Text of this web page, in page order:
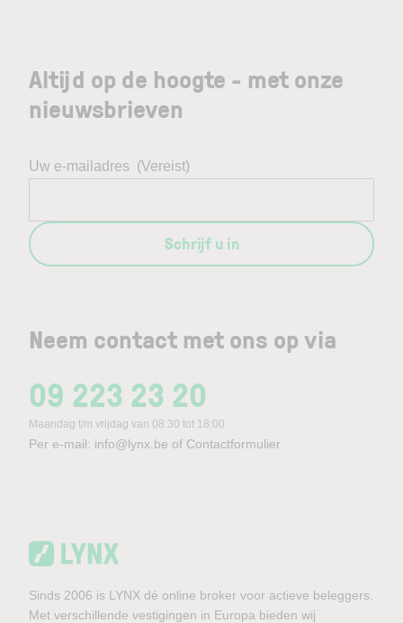
Neem contact met ons op via
09 223 23 20
Maandag t/m vrijdag van 08:30 tot 18:00
Per e-mail: info@lynx.be of Contactformulier
Altijd op de hoogte - met onze
nieuwsbrieven
Uw e-mailadres (Vereist)
Schrijf u in
Sinds 2006 is LYNX dé online broker voor actieve beleggers.
Met verschillende vestigingen in Europa bieden wij